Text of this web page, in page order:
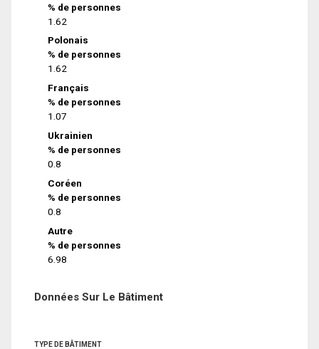
% de personnes
1.62
Polonais
% de personnes
1.62
Français
% de personnes
1.07
Ukrainien
% de personnes
0.8
Coréen
% de personnes
0.8
Autre
% de personnes
6.98
Données Sur Le Bâtiment
TYPE DE BÂTIMENT